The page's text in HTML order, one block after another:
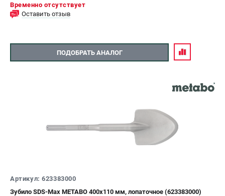
Временно отсутствует
Оставить отзыв
ПОДОБРАТЬ АНАЛОГ
Артикул: 623383000
Зубило SDS-Max METABO 400x110 мм, лопаточное (623383000)